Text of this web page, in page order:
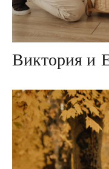
Виктория и